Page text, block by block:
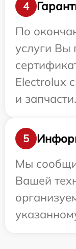
4
По
услуги Вы
Electrolux
и запчасти.
5
Мы
Вашей